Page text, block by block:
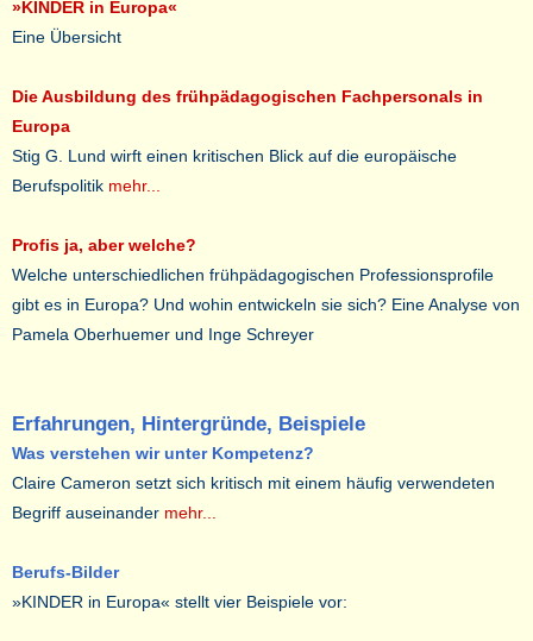
»KINDER in Europa«
Eine Übersicht
Die Ausbildung des frühpädagogischen Fachpersonals in
Europa
Stig G. Lund wirft einen kritischen Blick auf die europäische
Berufspolitik mehr...
Profis ja, aber welche?
Welche unterschiedlichen frühpädagogischen Professionsprofile
gibt es in Europa? Und wohin entwickeln sie sich? Eine Analyse von
Pamela Oberhuemer und Inge Schreyer
Erfahrungen, Hintergründe, Beispiele
Was verstehen wir unter Kompetenz?
Claire Cameron setzt sich kritisch mit einem häufig verwendeten
Begriff auseinander mehr...
Berufs-Bilder
»KINDER in Europa« stellt vier Beispiele vor: